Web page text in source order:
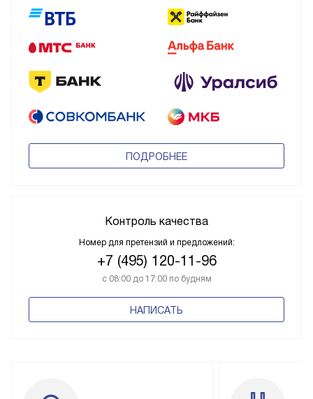
ПОДРОБНЕЕ
Контроль качества
Номер для претензий и предложений:
+7 (495) 120-11-96
с 08:00 до 17:00 по будням
НАПИСАТЬ